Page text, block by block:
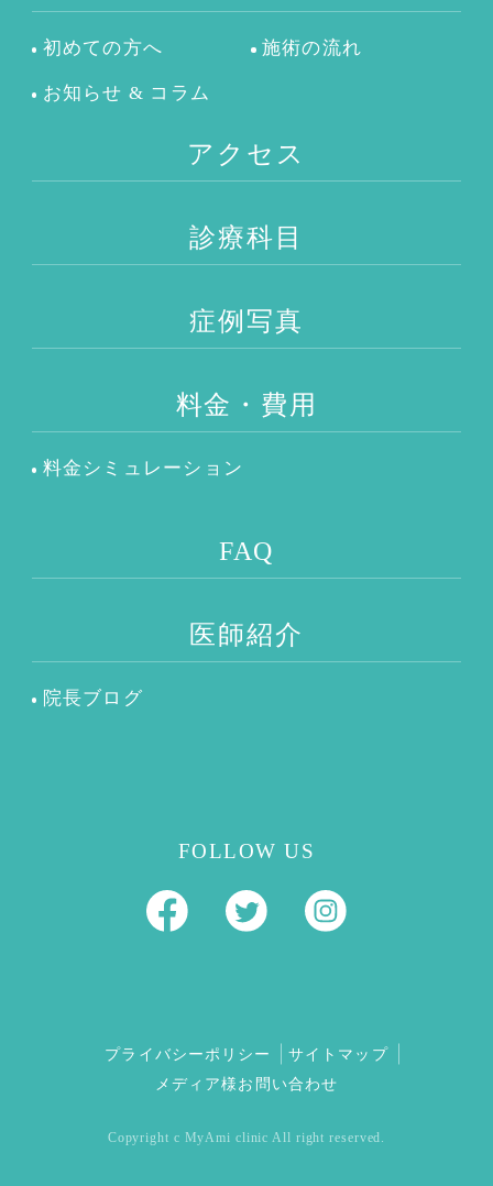
初めての方へ 施術の流れ
お知らせ & コラム
アクセス
診療科目
症例写真
料金・費用
料金シミュレーション
FAQ
医師紹介
院長ブログ
FOLLOW US
プライバシーポリシー
サイトマップ
メディア様お問い合わせ
Copyright c MyAmi clinic All right reserved.